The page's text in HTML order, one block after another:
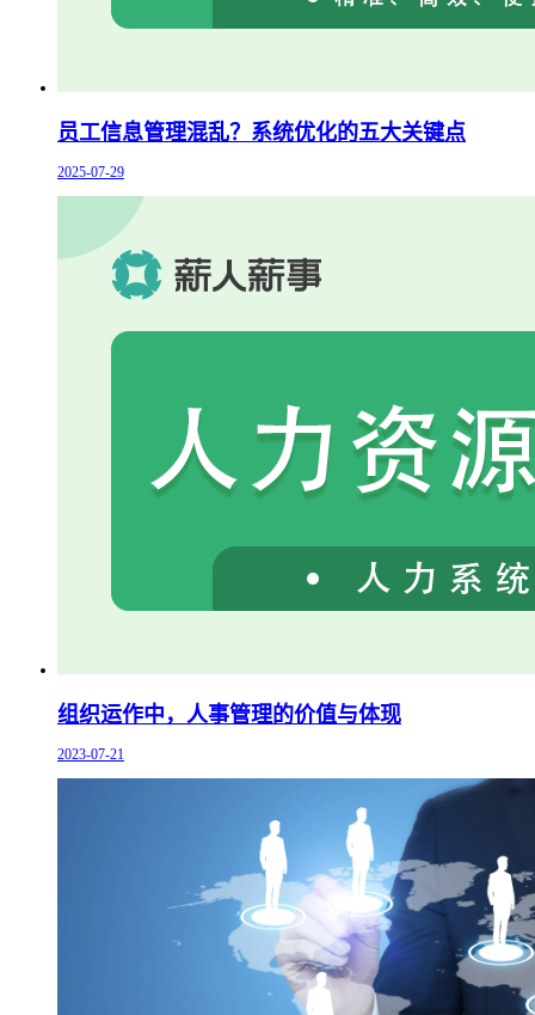
员工信息管理混乱？系统优化的五大关键点
2025-07-29
组织运作中，人事管理的价值与体现
2023-07-21